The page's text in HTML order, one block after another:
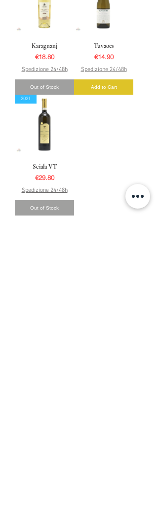
Karagnanj
Price
€18.80
Spedizione 24/48h
Out of Stock
Tuvaoes
Price
€14.90
Spedizione 24/48h
Add to Cart
2021
Sciala VT
Price
€29.80
Spedizione 24/48h
Out of Stock